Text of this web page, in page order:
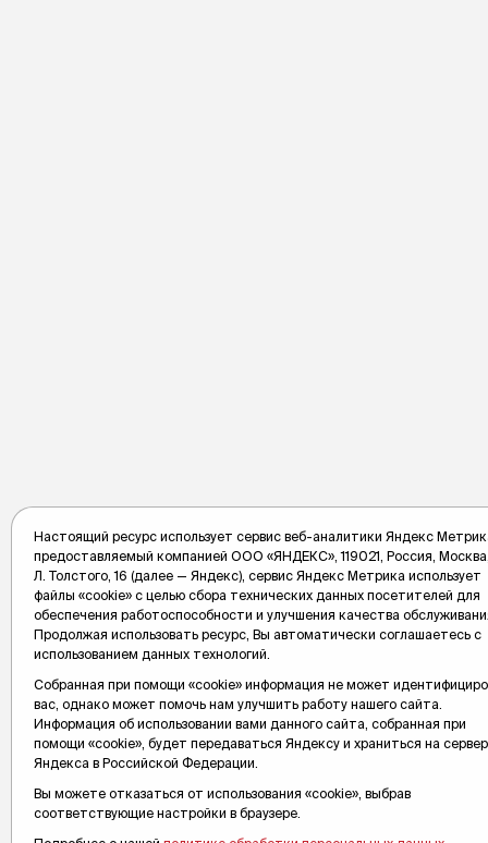
Настоящий ресурс использует сервис веб-аналитики Яндекс
предоставляемый компанией ООО «ЯНДЕКС», 119021, Россия,
Л. Толстого, 16 (далее — Яндекс), сервис Яндекс Метрика использует
файлы «cookie» с целью сбора технических данных посетителей для
обеспечения работоспособности и улучшения качества
Продолжая использовать ресурс, Вы автоматически соглашаетесь с
использованием данных технологий.
Собранная при помощи «cookie» информация не может
вас, однако может помочь нам улучшить работу нашего сайта.
Информация об использовании вами данного сайта, собранная при
помощи «cookie», будет передаваться Яндексу и храниться на
Яндекса в Российской Федерации.
Вы можете отказаться от использования «cookie», выбрав
соответствующие настройки в браузере.